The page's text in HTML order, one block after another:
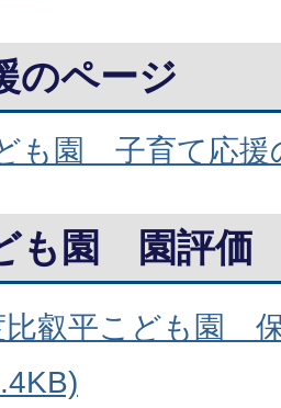
のページ
も園 子育て応援
も園 園評価
比叡平こども園